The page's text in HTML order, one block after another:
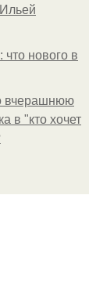
нового в
вчерашнюю
в "кто хочет